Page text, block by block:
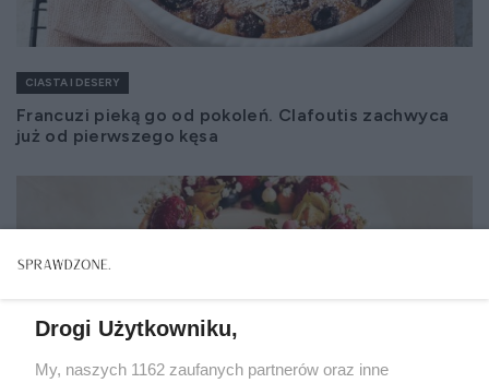
CIASTA I DESERY
Francuzi pieką go od pokoleń. Clafoutis zachwyca
już od pierwszego kęsa
Drogi Użytkowniku,
My, naszych 1162 zaufanych partnerów oraz inne